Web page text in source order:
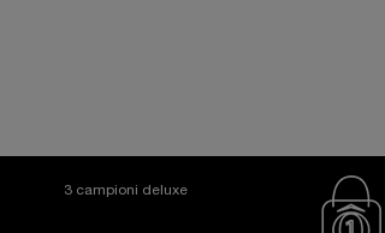
3 campioni deluxe